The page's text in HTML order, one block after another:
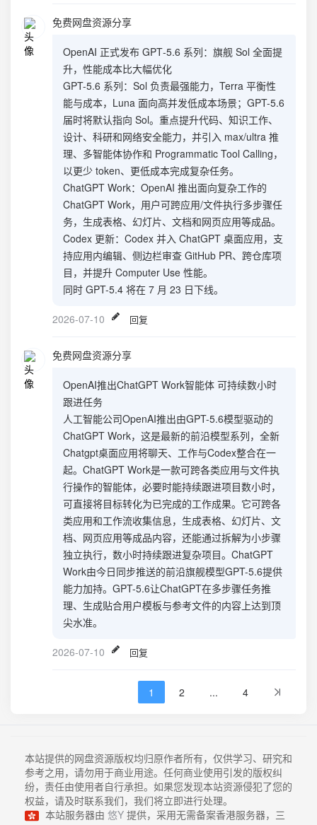
免费网盘资源分享
OpenAI 正式发布 GPT‑5.6 系列：旗舰 Sol 全面提
升，性能成本比大幅优化
GPT-5.6 系列：Sol 负责最强能力，Terra 平衡性
能与成本，Luna 面向高并发低成本场景；GPT-5.6
届时将默认指向 Sol。重点提升代码、知识工作、
设计、科研和网络安全能力，并引入 max/ultra 推
理、多智能体协作和 Programmatic Tool Calling，
以更少 token、更低成本完成复杂任务。
ChatGPT Work：OpenAI 推出面向复杂工作的
ChatGPT Work，用户可跨应用/文件执行多步骤任
务，生成表格、幻灯片、文档和网页应用等成品。
Codex 更新：Codex 并入 ChatGPT 桌面应用，支
持应用内编辑、侧边栏审查 GitHub PR、跨仓库项
目，并提升 Computer Use 性能。
同时 GPT-5.4 将在 7 月 23 日下线。
2026-07-10 回复
免费网盘资源分享
OpenAI推出ChatGPT Work智能体 可持续数小时
跟进任务
人工智能公司OpenAI推出由GPT-5.6模型驱动的
ChatGPT Work，这是最新的前沿模型系列，全新
Chatgpt桌面应用将聊天、工作与Codex整合在一
起。ChatGPT Work是一款可跨各类应用与文件执
行操作的智能体，必要时能持续跟进项目数小时，
可直接将目标转化为已完成的工作成果。它可跨各
类应用和工作流收集信息，生成表格、幻灯片、文
档、网页应用等成品内容，还能通过拆解为小步骤
独立执行，数小时持续跟进复杂项目。ChatGPT
Work由今日同步推送的前沿旗舰模型GPT-5.6提供
能力加持。GPT-5.6让ChatGPT在多步骤任务推
理、生成贴合用户模板与参考文件的内容上达到顶
尖水准。
2026-07-10 回复
1 2 ... 4
本站提供的网盘资源版权均归原作者所有，仅供学习、研究和
参考之用，请勿用于商业用途。任何商业使用引发的版权纠
纷，责任由使用者自行承担。如果您发现本站资源侵犯了您的
权益，请及时联系我们，我们将立即进行处理。
本站服务器由 悠Y 提供，采用无需备案香港服务器，三